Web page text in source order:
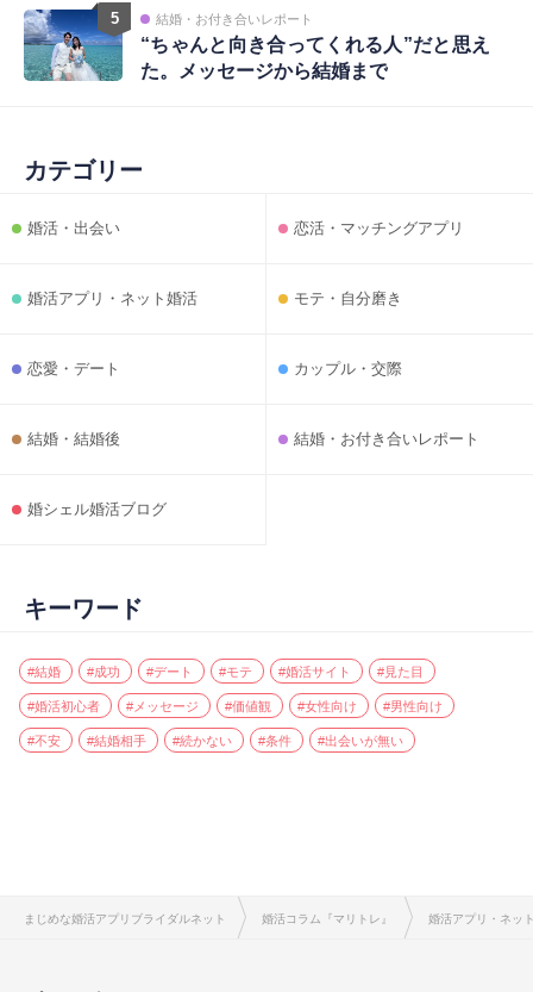
5 結婚・お付き合いレポート
“ちゃんと向き合ってくれる人”だと思え
た。メッセージから結婚まで
カテゴリー
婚活・出会い 恋活・マッチングアプリ
婚活アプリ・ネット婚活 モテ・自分磨き
恋愛・デート カップル・交際
結婚・結婚後 結婚・お付き合いレポート
婚シェル婚活ブログ
キーワード
#結婚 #成功 #デート #モテ #婚活サイト #見た目
#婚活初心者 #メッセージ #価値観 #女性向け #男性向け
#不安 #結婚相手 #続かない #条件 #出会いが無い
まじめな婚活アプリブライダルネット 婚活コラム『マリトレ』 婚活アプリ・ネッ